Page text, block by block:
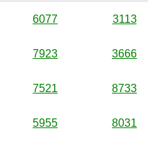
6077 3113
7923 3666
7521 8733
5955 8031